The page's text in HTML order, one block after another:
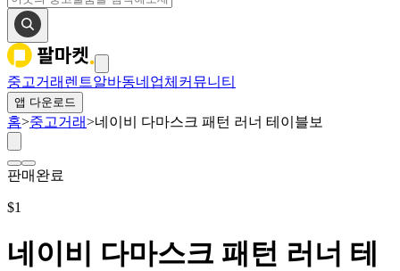
중고거래 렌트알바동네업체 커뮤니티
앱 다운로드
홈>중고거래>네이비 다마스크 패턴 러너 테이블보
판매완료
$1
네이비 다마스크 패턴 러너 테